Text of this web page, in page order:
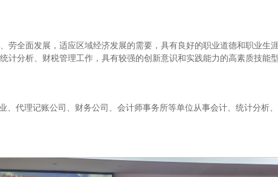
劳全面发展，适应区域经济发展的需要，具有良好的职业道德和职业生
计分析、财税管理工作，具有较强的创新意识和实践能力的高素质技能型
、代理记账公司、财务公司、会计师事务所等单位从事会计、统计分析、